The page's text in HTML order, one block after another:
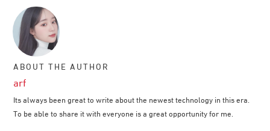
ABOUT THE AUTHOR
arf
Its always been great to write about the newest technology in this era.
To be able to share it with everyone is a great opportunity for me.